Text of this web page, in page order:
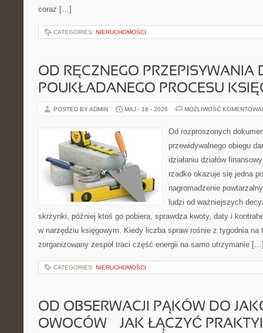
coraz […]
CATEGORIES: NIERUCHOMOŚCI
OD RĘCZNEGO PRZEPISYWANIA
POUKŁADANEGO PROCESU
POSTED BY ADMIN MAJ - 18 - 2026 MOŻLIWOŚĆ
Od rozproszonych
przewidywalnego obiegu
działaniu działów
rzadko okazuje się jedna
nagromadzenie
ludzi od ważniejszych
skrzynki, później ktoś go pobiera, sprawdza kwoty, daty i
w narzędziu księgowym. Kiedy liczba spraw rośnie z tygodnia na
zorganizowany zespół traci część energii na samo utrzymanie
CATEGORIES: NIERUCHOMOŚCI
OD OBSERWACJI PĄKÓW DO
OWOCÓW — JAK ŁĄCZYĆ